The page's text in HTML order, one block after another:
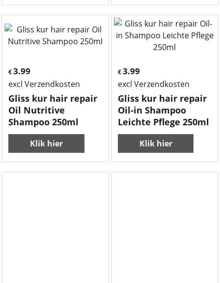
€ 3.99
excl Verzendkosten
Gliss kur hair repair
Oil Nutritive
Shampoo 250ml
Klik hier
€3.99
excl Verzendkosten
Gliss kur hair repair
Oil-in Shampoo
Leichte Pflege 250ml
Klik hier